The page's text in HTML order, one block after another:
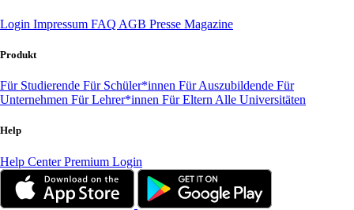
Login Impressum FAQ AGB Presse Magazine
Produkt
Für Studierende Für Schüler*innen Für Auszubildende Für
Unternehmen Für Lehrer*innen Für Eltern Alle Universitäten
Help
Help CenterPremium Login